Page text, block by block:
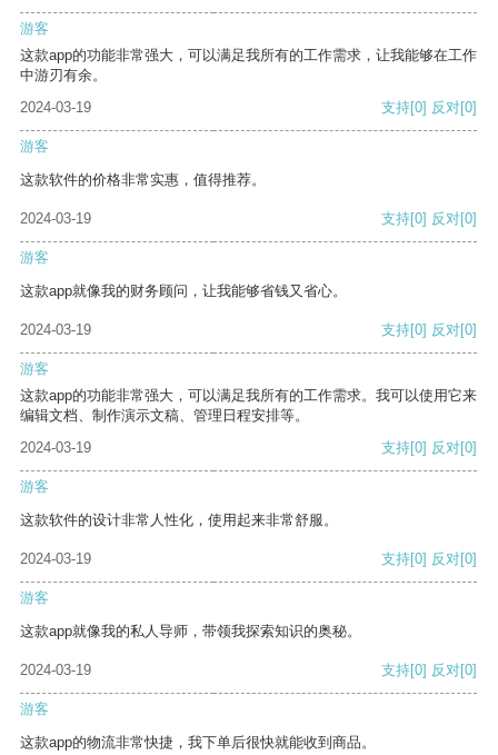
游客
这款app的功能非常强大，可以满足我所有的工作需求，让我能够在工作
中游刃有余。
2024-03-19
支持[0] 反对[0]
游客
这款软件的价格非常实惠，值得推荐。
2024-03-19 支持[0] 反对[0]
游客
这款app就像我的财务顾问，让我能够省钱又省心。
2024-03-19 支持[0] 反对[0]
游客
这款app的功能非常强大，可以满足我所有的工作需求。我可以使用它来
编辑文档、制作演示文稿、管理日程安排等。
2024-03-19
支持[0] 反对[0]
游客
这款软件的设计非常人性化，使用起来非常舒服。
2024-03-19 支持[0] 反对[0]
游客
这款app就像我的私人导师，带领我探索知识的奥秘。
2024-03-19 支持[0] 反对[0]
游客
这款app的物流非常快捷，我下单后很快就能收到商品。